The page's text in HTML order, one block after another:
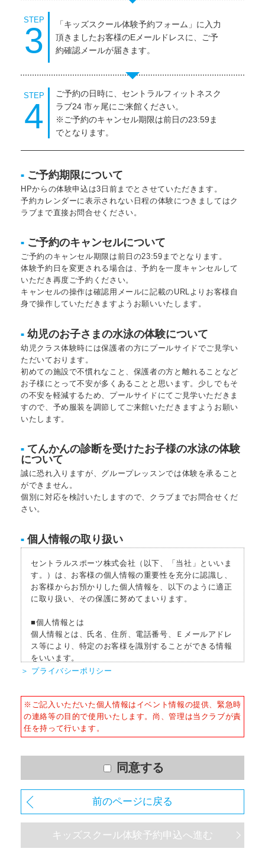
STEP
3
「キッズスクール体験予約フォーム」に入力
頂きましたお客様のEメールドレスに、ご予
約確認メールが届きます。
STEP
4
ご予約の日時に、セントラルフィットネスク
ラブ24 市ヶ尾にご来館ください。
※ご予約のキャンセル期限は前日の23:59ま
でとなります。
■ ご予約期限について
HPからの体験申込は3日前までとさせていただきます。
予約カレンダーに表示されない日程の体験につきましてはク
ラブまで直接お問合せください。
■ ご予約のキャンセルについて
ご予約のキャンセル期限は前日の23:59までとなります。
体験予約日を変更される場合は、予約を一度キャンセルして
いただき再度ご予約ください。
キャンセルの操作は確認用メールに記載のURLよりお客様自
身で操作していただきますようお願いいたします。
■ 幼児のお子さまの水泳の体験について
幼児クラス体験時には保護者の方にプールサイドでご見学い
ただいております。
初めての施設で不慣れなこと、保護者の方と離れることなど
お子様にとって不安が多くあることと思います。少しでもそ
の不安を軽減するため、プールサイドにてご見学いただきま
すので、予め服装を調節してご来館いただきますようお願い
いたします。
■ てんかんの診断を受けたお子様の水泳の体験
について
誠に恐れ入りますが、グループレッスンでは体験を承ること
ができません。
個別に対応を検討いたしますので、クラブまでお問合せくだ
さい。
■ 個人情報の取り扱い
セントラルスポーツ株式会社（以下、「当社」といいま
す。）は、お客様の個人情報の重要性を充分に認識し、
お客様からお預かりした個人情報を、以下のように適正
に取り扱い、その保護に努めてまいります。
■個人情報とは
個人情報とは、氏名、住所、電話番号、Ｅメールアドレ
ス等により、特定のお客様を識別することができる情報
をいいます。
かつ適正な方法によりお客様の個人情報を収集いたしま
す。
させて頂きます。また、違法または不当な行為を助長
し、または誘発するおそれがある方法による個人情報の
利用を行いません。
2) ご利用上の諸連絡や利用状況の確認のため
3) 運動プログラム（カウンセリングを含む）等、新商
品・サービスの立案・開発・実施のため
＞ プライバシーポリシー
※ご記入いただいた個人情報はイベント情報の提供、緊急時
の連絡等の目的で使用いたします。尚、管理は当クラブが責
任を持って行います。
同意する
前のページに戻る
キッズスクール体験予約申込へ進む